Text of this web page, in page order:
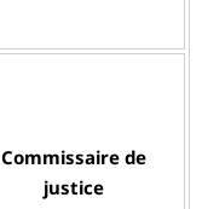
Commissaire de
justice